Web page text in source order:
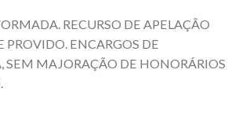
RECURSO DE APELAÇÃO
PROVIDO. ENCARGOS DE
SEM MAJORAÇÃO DE HONORÁRIOS